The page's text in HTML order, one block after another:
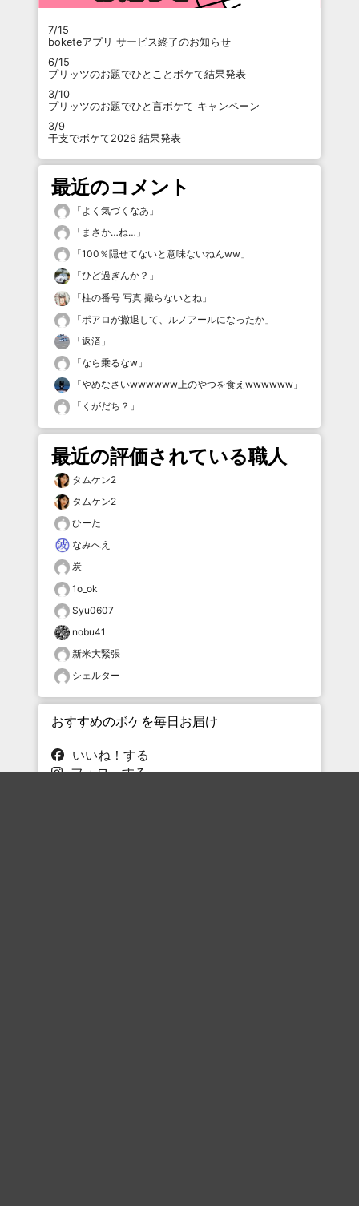
7/15
boketeアプリ サービス終了のお知らせ
6/15
プリッツのお題でひとことボケて結果発表
3/10
プリッツのお題でひと言ボケて キャンペーン
3/9
干支でボケて2026 結果発表
最近のコメント
「 よく気づくなあ 」
「 まさか…ね… 」
「100％隠せてないと意味ないねんww 」
「ひど過ぎんか？ 」
「柱の番号 写真 撮らないとね 」
「ポアロが撤退して、ルノアールになったか 」
「返済 」
「なら乗るなw 」
「やめなさいwwwwww上のやつを食えwwwwww 」
「 くがだち？ 」
最近の評価されている職人
タムケン2
タムケン2
ひーた
なみへえ
炭
1o_ok
Syu0607
nobu41
新米大緊張
シェルター
おすすめのボケを毎日お届け
いいね！する
フォローする